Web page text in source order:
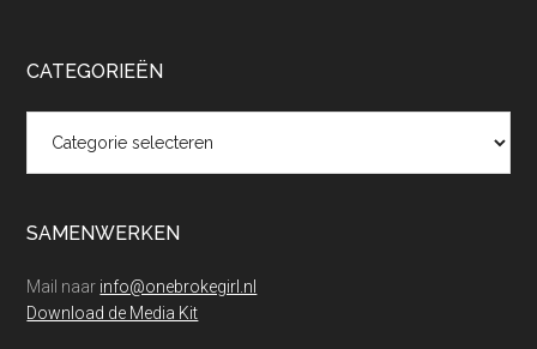
CATEGORIEËN
SAMENWERKEN
Mail naar info@onebrokegirl.nl
Download de Media Kit